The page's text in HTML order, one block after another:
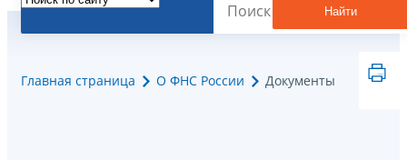
Найти
Главная страница О ФНС России Документы